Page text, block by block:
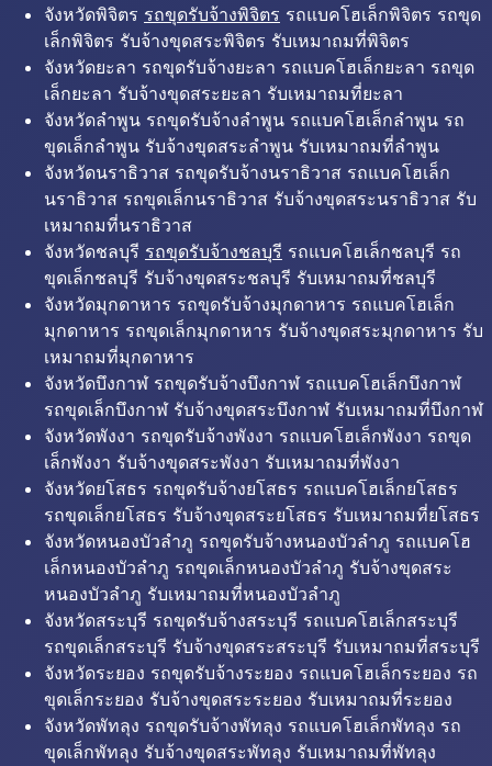
จังหวัดพิจิตร รถขุดรับจ้างพิจิตร รถแบคโฮเล็กพิจิตร รถขุด
เล็กพิจิตร รับจ้างขุดสระพิจิตร รับเหมาถมที่พิจิตร
จังหวัดยะลา รถขุดรับจ้างยะลา รถแบคโฮเล็กยะลา รถขุด
เล็กยะลา รับจ้างขุดสระยะลา รับเหมาถมที่ยะลา
จังหวัดลำพูน รถขุดรับจ้างลำพูน รถแบคโฮเล็กลำพูน รถ
ขุดเล็กลำพูน รับจ้างขุดสระลำพูน รับเหมาถมที่ลำพูน
จังหวัดนราธิวาส รถขุดรับจ้างนราธิวาส รถแบคโฮเล็ก
นราธิวาส รถขุดเล็กนราธิวาส รับจ้างขุดสระนราธิวาส รับ
เหมาถมที่นราธิวาส
จังหวัดชลบุรี รถขุดรับจ้างชลบุรี รถแบคโฮเล็กชลบุรี รถ
ขุดเล็กชลบุรี รับจ้างขุดสระชลบุรี รับเหมาถมที่ชลบุรี
จังหวัดมุกดาหาร รถขุดรับจ้างมุกดาหาร รถแบคโฮเล็ก
มุกดาหาร รถขุดเล็กมุกดาหาร รับจ้างขุดสระมุกดาหาร รับ
เหมาถมที่มุกดาหาร
จังหวัดบึงกาฬ รถขุดรับจ้างบึงกาฬ รถแบคโฮเล็กบึงกาฬ
รถขุดเล็กบึงกาฬ รับจ้างขุดสระบึงกาฬ รับเหมาถมที่บึงกาฬ
จังหวัดพังงา รถขุดรับจ้างพังงา รถแบคโฮเล็กพังงา รถขุด
เล็กพังงา รับจ้างขุดสระพังงา รับเหมาถมที่พังงา
จังหวัดยโสธร รถขุดรับจ้างยโสธร รถแบคโฮเล็กยโสธร
รถขุดเล็กยโสธร รับจ้างขุดสระยโสธร รับเหมาถมที่ยโสธร
จังหวัดหนองบัวลำภู รถขุดรับจ้างหนองบัวลำภู รถแบคโฮ
เล็กหนองบัวลำภู รถขุดเล็กหนองบัวลำภู รับจ้างขุดสระ
หนองบัวลำภู รับเหมาถมที่หนองบัวลำภู
จังหวัดสระบุรี รถขุดรับจ้างสระบุรี รถแบคโฮเล็กสระบุรี
รถขุดเล็กสระบุรี รับจ้างขุดสระสระบุรี รับเหมาถมที่สระบุรี
จังหวัดระยอง รถขุดรับจ้างระยอง รถแบคโฮเล็กระยอง รถ
ขุดเล็กระยอง รับจ้างขุดสระระยอง รับเหมาถมที่ระยอง
จังหวัดพัทลุง รถขุดรับจ้างพัทลุง รถแบคโฮเล็กพัทลุง รถ
ขุดเล็กพัทลุง รับจ้างขุดสระพัทลุง รับเหมาถมที่พัทลุง